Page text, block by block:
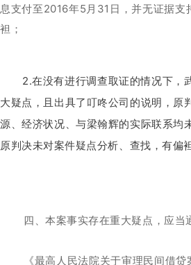
息支付至2016年5月31日，并无证据支
袒；
2.在没有进行调查取证的情况下，
大疑点，且出具了叮咚公司的说明，
源、经济状况、与梁翰辉的实际联系均
原判决未对案件疑点分析、查找，有偏
四、本案事实存在重大疑点，应
《最高人民法院关于审理民间借